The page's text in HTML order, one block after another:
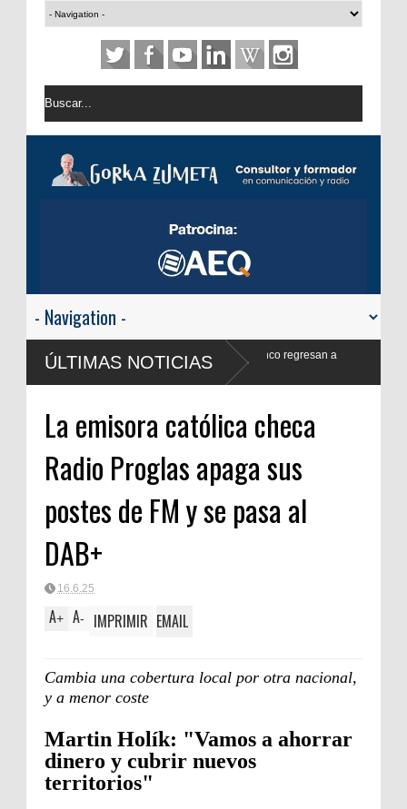
ÚLTIMAS NOTICIAS
regresan a
La emisora católica checa
Radio Proglas apaga sus
postes de FM y se pasa al
DAB+
16.6.25
A+ A- IMPRIMIR EMAIL
Cambia una cobertura local por otra nacional,
y a menor coste
Martin Holík: "Vamos a ahorrar
dinero y cubrir nuevos
territorios"